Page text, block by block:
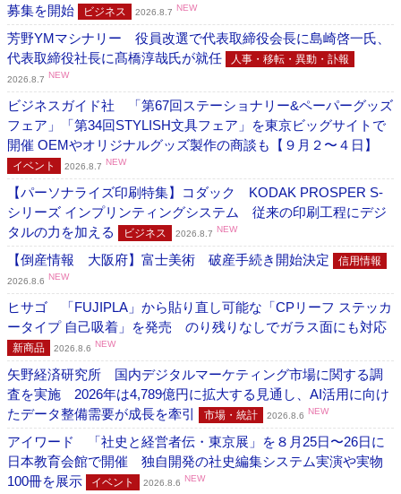
募集を開始
ビジネス 2026.8.7 NEW
芳野YMマシナリー 役員改選で代表取締役会長に島崎啓一氏、
代表取締役社長に髙橋淳哉氏が就任
人事・移転・異動・訃報
2026.8.7 NEW
ビジネスガイド社 「第67回ステーショナリー&ペーパーグッズ
フェア」「第34回STYLISH文具フェア」を東京ビッグサイトで
開催 OEMやオリジナルグッズ製作の商談も【９月２〜４日】
イベント 2026.8.7 NEW
【パーソナライズ印刷特集】コダック KODAK PROSPER S-
シリーズ インプリンティングシステム 従来の印刷工程にデジ
タルの力を加える
ビジネス 2026.8.7 NEW
【倒産情報 大阪府】富士美術 破産手続き開始決定 信用情報
2026.8.6 NEW
ヒサゴ 「FUJIPLA」から貼り直し可能な「CPリーフ ステッカ
ータイプ 自己吸着」を発売 のり残りなしでガラス面にも対応
新商品 2026.8.6 NEW
矢野経済研究所 国内デジタルマーケティング市場に関する調
査を実施 2026年は4,789億円に拡大する見通し、AI活用に向け
たデータ整備需要が成長を牽引
市場・統計 2026.8.6 NEW
アイワード 「社史と経営者伝・東京展」を８月25日〜26日に
日本教育会館で開催 独自開発の社史編集システム実演や実物
100冊を展示
イベント 2026.8.6 NEW